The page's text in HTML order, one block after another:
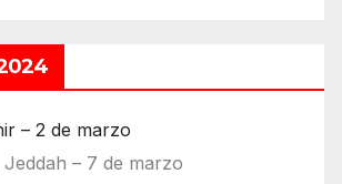
– 2 de marzo
– 7 de marzo